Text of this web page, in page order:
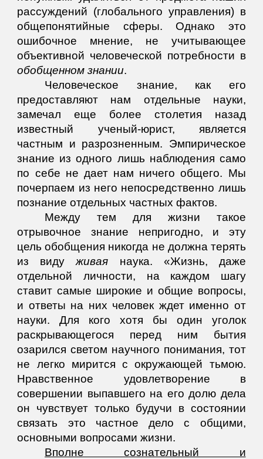
рассуждений (глобального управления) в
общепонятийные сферы. Однако это
ошибочное мнение, не учитывающее
объективной человеческой потребности в
обобщенном знании.
Человеческое знание, как его
предоставляют нам отдельные науки,
замечал еще более столетия назад
известный ученый-юрист, является
частным и разрозненным. Эмпирическое
знание из одного лишь наблюдения само
по себе не дает нам ничего общего. Мы
почерпаем из него непосредственно лишь
познание отдельных частных фактов.
Между тем для жизни такое
отрывочное знание непригодно, и эту
цель обобщения никогда не должна терять
из видуживая наука. «Жизнь, даже
отдельной личности, на каждом шагу
ставит самые широкие и общие вопросы,
и ответы на них человек ждет именно от
науки. Для кого хотя бы один уголок
раскрывающегося перед ним бытия
озарился светом научного понимания, тот
не легко мирится с окружающей тьмою.
Нравственное удовлетворение в
совершении выпавшего на его долю дела
он чувствует только будучи в состоянии
связать это частное дело с общими,
основными вопросами жизни.
Вполне сознательный и